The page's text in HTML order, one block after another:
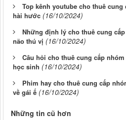
Top kênh youtube cho thuê
hài hước (16/10/2024)
Những định lý cho thuê cung
não thú vị (16/10/2024)
Câu hỏi cho thuê cung cấp
học sinh (16/10/2024)
Phim hay cho thuê cung cấp
về gái ế (16/10/2024)
Những tin cũ hơn